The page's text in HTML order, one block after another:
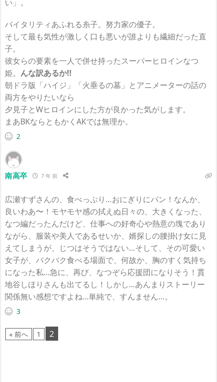
い」。
バイタリティあふれる糸子。努力家の優子。
そして最も気性が激しく口も悪いが誰よりも繊細だった直
子。
彼女らの要素を一人で併せ持ったスーパーヒロインなつ
姫。 んな訳あるか!!
朝ドラ版「ハイジ」「火垂るの墓」とアニメーターの話の
両方をやりたいなら
夕見子とWヒロインにした方が良かった気がします。
まあBKならともかくAKでは無理か。
2
南高卒 7 年 前
広瀬すずさんの、食べっぷり…おにぎりにパン！なんか、
良いわあ〜！モヤモヤ感の拭えぬ日々の、大きくなった、
なつ編だったんだけど、仕事への好奇心や熱意の塊であり
ながら、服装や美人であるせいか、婿探しの腰掛け女に見
えてしまうが、じつはそうではない…そして、その可愛い
女子が、バクバク食べる場面で、何故か、胸のすく気持ち
になった私…急に、再び、なつぞら応援団になりそう！貫
地谷しほりさんも出てるし！しかし…あんまりストーリー
関係無い感想ですよね…単純で、すんません…。
3
« 前へ 1 2